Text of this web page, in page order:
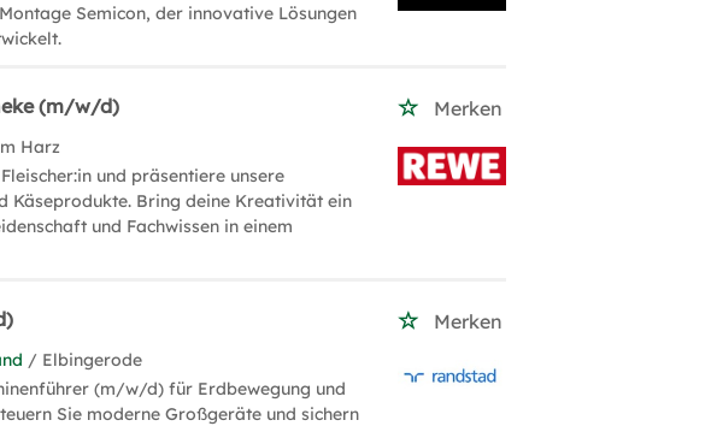
Semicon, der innovative Lösungen
(m/w/d) Merken
Harz
und präsentiere unsere
Käseprodukte. Bring deine Kreativität ein
und Fachwissen in einem
Merken
/ Elbingerode
(m/w/d) für Erdbewegung und
Sie moderne Großgeräte und sichern